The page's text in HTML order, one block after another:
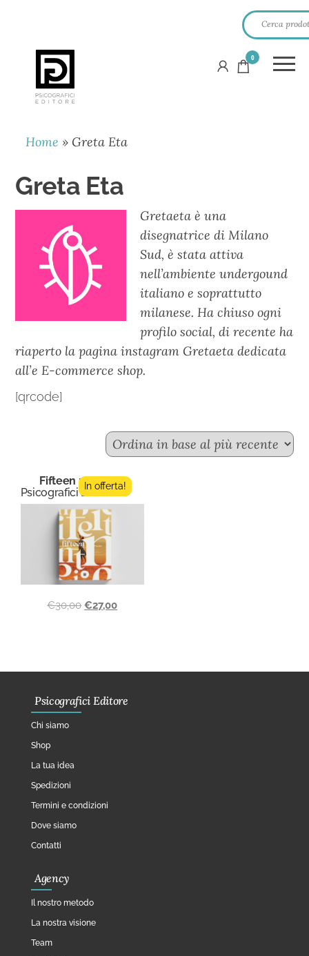
PSICOGRAFICI
EDITORE
0
Home » Greta Eta
Greta Eta
Gretaeta è una
disegnatrice di Milano
Sud, è stata attiva
nell’ambiente undergound
italiano e soprattutto
milanese. Ha chiuso ogni
profilo social, di recente ha
riaperto la pagina instagram Gretaeta dedicata
all’e E-commerce shop.
[qrcode]
Fifteen n.11
Psicografici Editore
In offerta!
€30,00 €27,00
Psicografici Editore
Chi siamo
Shop
La tua idea
Spedizioni
Termini e condizioni
Dove siamo
Contatti
Agency
Il nostro metodo
La nostra visione
Team